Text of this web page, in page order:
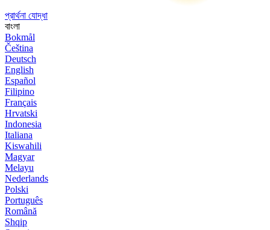
প্রার্থনা যোদ্ধা
বাংলা
Bokmål
Čeština
Deutsch
English
Español
Filipino
Français
Hrvatski
Indonesia
Italiana
Kiswahili
Magyar
Melayu
Nederlands
Polski
Português
Română
Shqip